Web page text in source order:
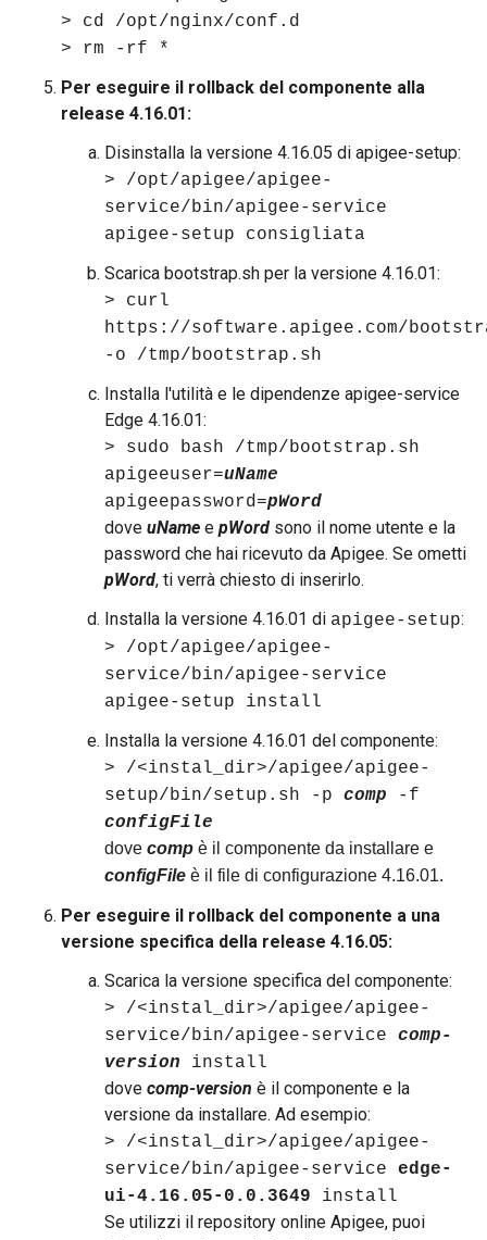
> cd /opt/nginx/conf.d
> rm -rf *
Per eseguire il rollback del componente alla
release 4.16.01:
Disinstalla la versione 4.16.05 di apigee-setup:
> /opt/apigee/apigee-
service/bin/apigee-service
apigee-setup consigliata
Scarica bootstrap.sh per la versione 4.16.01:
> curl
https://software.apigee.com/
-o /tmp/bootstrap.sh
Installa l'utilità e le dipendenze apigee-service
Edge 4.16.01:
> sudo bash /tmp/bootstrap.sh
apigeeuser=uName
apigeepassword=pWord
dove uName e pWord sono il nome utente e la
password che hai ricevuto da Apigee. Se ometti
pWord, ti verrà chiesto di inserirlo.
Installa la versione 4.16.01 di apigee-setup:
> /opt/apigee/apigee-
service/bin/apigee-service
apigee-setup install
Installa la versione 4.16.01 del componente:
> /<instal_dir>/apigee/apigee-
setup/bin/setup.sh -p comp -f
configFile
dove comp è il componente da installare e
configFile è il file di configurazione 4.16.01.
Per eseguire il rollback del componente a una
versione specifica della release 4.16.05:
Scarica la versione specifica del componente:
> /<instal_dir>/apigee/apigee-
service/bin/apigee-service comp-
version install
dove comp-version è il componente e la
versione da installare. Ad esempio:
> /<instal_dir>/apigee/apigee-
service/bin/apigee-service edge-
ui-4.16.05-0.0.3649 install
Se utilizzi il repository online Apigee, puoi